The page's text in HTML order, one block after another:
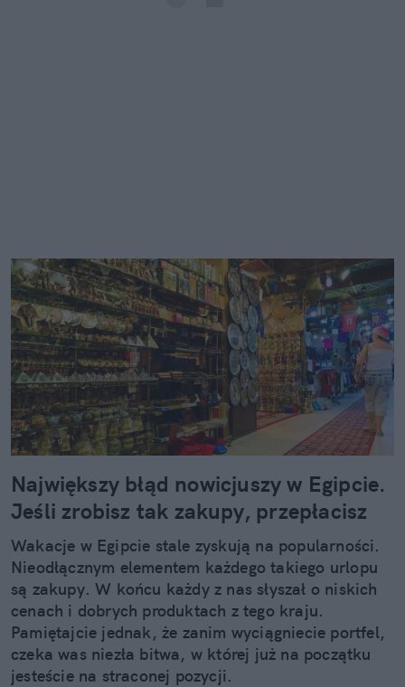
Największy błąd nowicjuszy w Egipcie.
Jeśli zrobisz tak zakupy, przepłacisz
Wakacje w Egipcie stale zyskują na popularności.
Nieodłącznym elementem każdego takiego urlopu
są zakupy. W końcu każdy z nas słyszał o niskich
cenach i dobrych produktach z tego kraju.
Pamiętajcie jednak, że zanim wyciągniecie portfel,
czeka was niezła bitwa, w której już na początku
jesteście na straconej pozycji.